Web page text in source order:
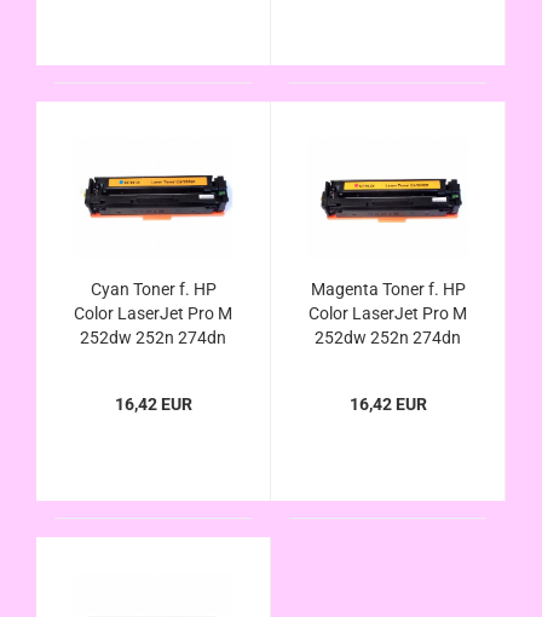
Cyan Toner f. HP
Color LaserJet Pro M
252dw 252n 274dn
201A CF401X
16,42 EUR
Magenta Toner f. HP
Color LaserJet Pro M
252dw 252n 274dn
201A CF403X
16,42 EUR